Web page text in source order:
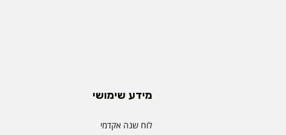
מידע שימושי
לוח שנה אקדמי